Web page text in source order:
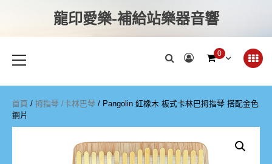
龍印愛樂-補給站樂器音響
0
首頁 / 拇指琴 /卡林巴琴 / Pangolin 紅橡木 板式卡林巴拇指琴 搭配金色
鋼片